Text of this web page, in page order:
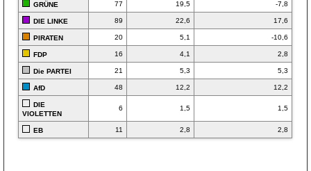
GRÜNE 77 19,5 -7,8
DIE LINKE 89 22,6 17,6
PIRATEN 20 5,1 -10,6
FDP 16 4,1 2,8
Die PARTEI 21 5,3 5,3
AfD 48 12,2 12,2
DIE
VIOLETTEN
6 1,5 1,5
EB 11 2,8 2,8